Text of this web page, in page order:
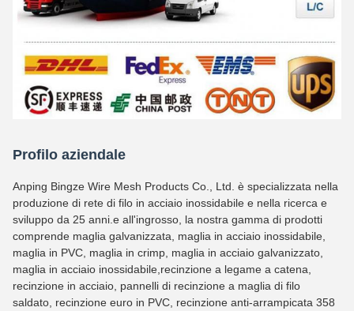
Profilo aziendale
Anping Bingze Wire Mesh Products Co., Ltd. è specializzata nella
produzione di rete di filo in acciaio inossidabile e nella ricerca e
sviluppo da 25 anni.e all'ingrosso, la nostra gamma di prodotti
comprende maglia galvanizzata, maglia in acciaio inossidabile,
maglia in PVC, maglia in crimp, maglia in acciaio galvanizzato,
maglia in acciaio inossidabile,recinzione a legame a catena,
recinzione in acciaio, pannelli di recinzione a maglia di filo
saldato, recinzione euro in PVC, recinzione anti-arrampicata 358